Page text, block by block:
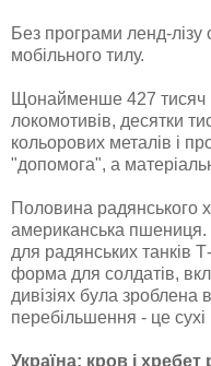
Без програми ленд-лізу
мобільного тилу.
Щонайменше 427 тисяч
локомотивів, десятки
кольорових металів і
"допомога", а
Половина радянського
американська пшениця.
для радянських танків
форма для солдатів,
дивізіях була
перебільшення - це сухі
Україна: кров і